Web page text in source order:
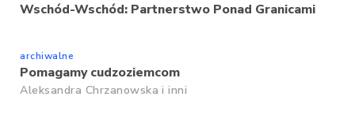
Wschód-Wschód: Partnerstwo Ponad Granicami
archiwalne
Pomagamy cudzoziemcom
Aleksandra Chrzanowska i inni